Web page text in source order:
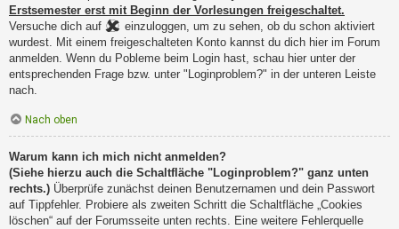
Erstsemester erst mit Beginn der Vorlesungen freigeschaltet.
Versuche dich auf
einzuloggen, um zu sehen, ob du schon aktiviert
wurdest. Mit einem freigeschalteten Konto kannst du dich hier im Forum
anmelden. Wenn du Pobleme beim Login hast, schau hier unter der
entsprechenden Frage bzw. unter "Loginproblem?" in der unteren Leiste
nach.
Nach oben
Warum kann ich mich nicht anmelden?
(Siehe hierzu auch die Schaltfläche "Loginproblem?" ganz unten
rechts.) Überprüfe zunächst deinen Benutzernamen und dein Passwort
auf Tippfehler. Probiere als zweiten Schritt die Schaltfläche „Cookies
löschen“ auf der Forumsseite unten rechts. Eine weitere Fehlerquelle